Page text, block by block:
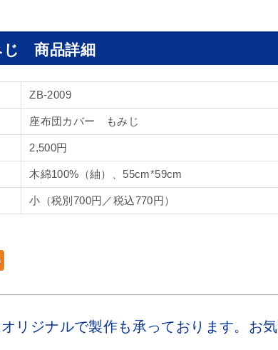
じ 商品詳細
ZB-2009
座布団カバー もみじ
2,500円
木綿100%（紬）、55cm*59cm
小（税別700円／税込770円）
リジナルで製作も承っております。お